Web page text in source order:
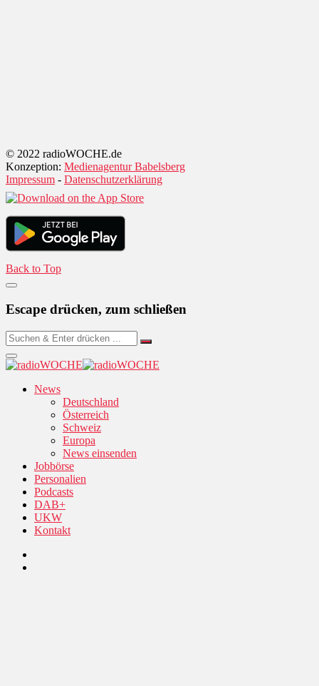
© 2022 radioWOCHE.de
Konzeption: Medienagentur Babelsberg
Impressum - Datenschutzerklärung
Back to Top
Escape drücken, zum schließen
News
Deutschland
Österreich
Schweiz
Europa
News einsenden
Jobbörse
Personalien
Podcasts
DAB+
UKW
Kontakt